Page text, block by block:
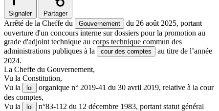
Signaler Partager
Arrêté de la Cheffe du Gouvernement
du 26 août 2025, portant
ouverture d'un concours interne sur dossiers pour la promotion au
grade d'adjoint technique au corps technique commun des
administrations publiques à la
cour des comptes
au titre de l’année
2024.
La Cheffe du Gouvernement,
Vu la Constitution,
Vu la
loi
organique n° 2019-41 du 30 avril 2019, relative à la cour
des comptes,
Vu la
loi
n°83-112 du 12 décembre 1983, portant statut général